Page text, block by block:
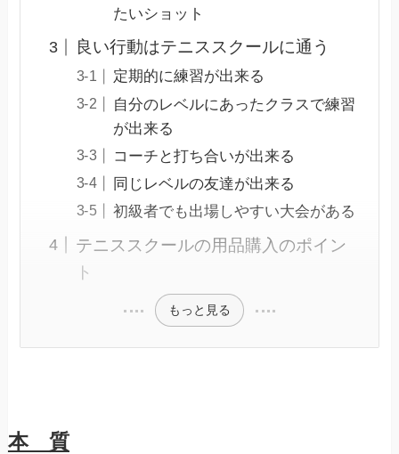
たいショット
良い行動はテニススクールに通う
定期的に練習が出来る
自分のレベルにあったクラスで練習
が出来る
コーチと打ち合いが出来る
同じレベルの友達が出来る
初級者でも出場しやすい大会がある
テニススクールの用品購入のポイン
ト
もっと見る
本 質